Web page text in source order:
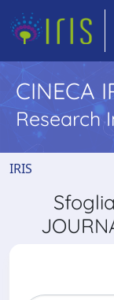
CINECA
Research
IRIS